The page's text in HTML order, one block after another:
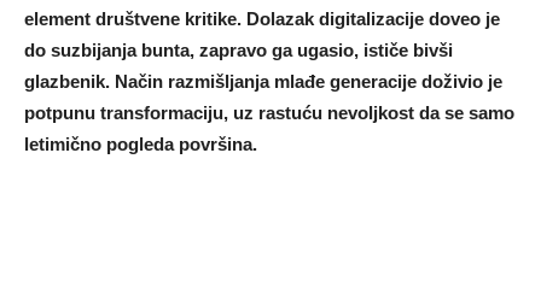
element društvene kritike. Dolazak digitalizacije doveo je
do suzbijanja bunta, zapravo ga ugasio, ističe bivši
glazbenik. Način razmišljanja mlađe generacije doživio je
potpunu transformaciju, uz rastuću nevoljkost da se samo
letimično pogleda površina.